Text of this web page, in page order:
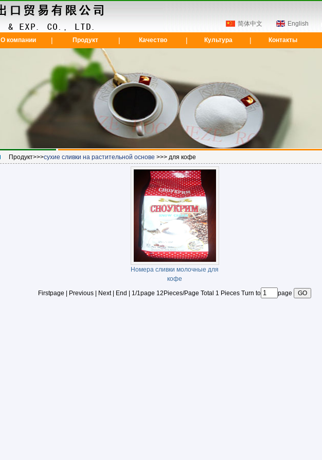
简体中文 English
О компании | Продукт | Качество | Культура | Контакты
Продукт>>>сухие сливки на растительной основе >>> для кофе
Номера сливки молочные для
кофе
Firstpage | Previous | Next | End | 1/1page 12Pieces/Page Total 1 Pieces Turn to
page